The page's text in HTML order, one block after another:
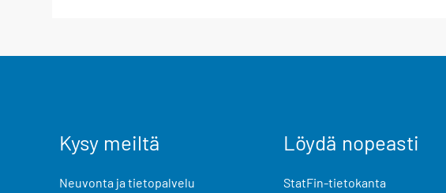
Kysy meiltä
Neuvonta ja tietopalvelu
Löydä nopeasti
StatFin-tietokanta